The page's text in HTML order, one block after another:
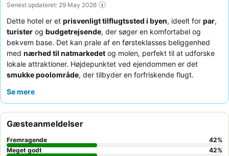
Senest opdateret: 29 May 2026
Dette hotel er et prisvenligt tilflugtssted i byen, ideelt for par,
turister og budgetrejsende, der søger en komfortabel og
bekvem base. Det kan prale af en førsteklasses beliggenhed
med nærhed til natmarkedet og molen, perfekt til at udforske
lokale attraktioner. Højdepunktet ved ejendommen er det
smukke poolområde, der tilbyder en forfriskende flugt.
og hjælpsomhed
væk fra hovedvejen.
Se mere
Gæsteanmeldelser
Fremragende 42%
Meget godt
42%